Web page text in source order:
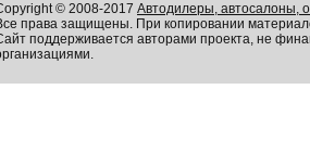
© 2008-2017 Автодилеры, автосалоны,
права защищены. При копировании
поддерживается авторами проекта, не